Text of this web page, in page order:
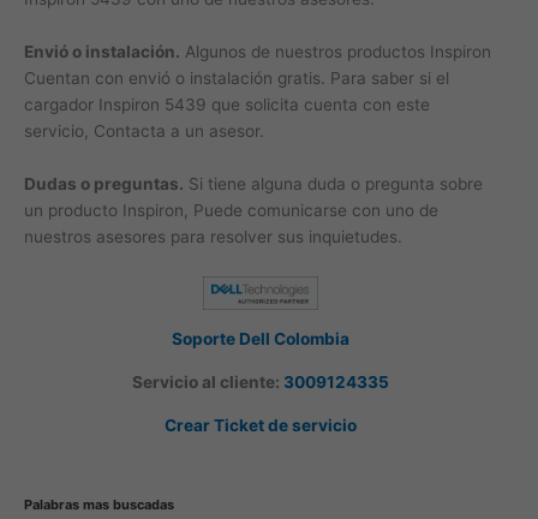
Envió o instalación. Algunos de nuestros productos Inspiron
Cuentan con envió o instalación gratis. Para saber si el
cargador Inspiron 5439 que solicita cuenta con este
servicio, Contacta a un asesor.
Dudas o preguntas. Si tiene alguna duda o pregunta sobre
un producto Inspiron, Puede comunicarse con uno de
nuestros asesores para resolver sus inquietudes.
Soporte Dell Colombia
Servicio al cliente: 3009124335
Crear Ticket de servicio
Palabras mas buscadas